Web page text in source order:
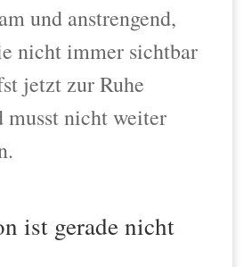
und anstrengend,
nicht immer sichtbar
jetzt zur Ruhe
musst nicht weiter
ist gerade nicht